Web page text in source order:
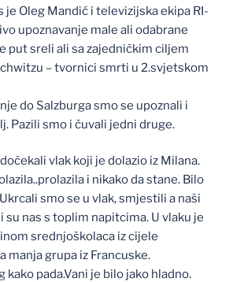
je Oleg Mandić i televizijska ekipa RI-
upoznavanje male ali odabrane
put sreli ali sa zajedničkim ciljem
– tvornici smrti u 2.svjetskom
do Salzburga smo se upoznali i
Pazili smo i čuvali jedni druge.
vlak koji je dolazio iz Milana.
i nikako da stane. Bilo
smo se u vlak, smjestili a naši
su nas s toplim napitcima. U vlaku je
srednjoškolaca iz cijele
manja grupa iz Francuske.
kako pada.Vani je bilo jako hladno.